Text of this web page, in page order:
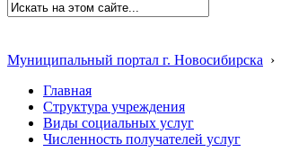
Муниципальный портал г. Новосибирска ›
Главная
Структура учреждения
Виды социальных услуг
Численность получателей услуг